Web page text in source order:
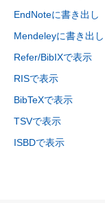
EndNoteに書き出し
Mendeleyに書き出し
Refer/BibIXで表示
RISで表示
BibTeXで表示
TSVで表示
ISBDで表示